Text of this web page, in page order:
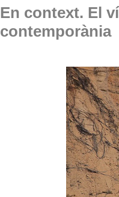
En context. El
contemporània